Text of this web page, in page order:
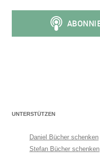
UNTERSTÜTZEN
Daniel Bücher schenken
Stefan Bücher schenken